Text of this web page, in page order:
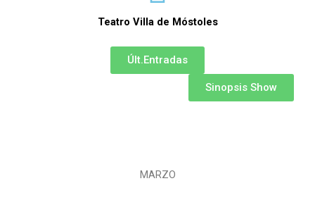
Teatro Villa de Móstoles
Últ.Entradas
Sinopsis Show
MARZO